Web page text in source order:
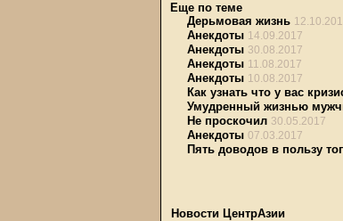
Еще по теме
Дерьмовая жизнь
Анекдоты 14.09.2017
Анекдоты 30.08.2017
Анекдоты 11.08.2017
Анекдоты 10.08.2017
Как узнать что у вас
Умудренный жизнью
Не проскочил 30.05.2017
Анекдоты 07.03.2017
Пять доводов в пользу
Новости ЦентрАзии